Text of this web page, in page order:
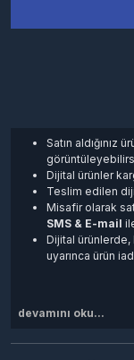
Satın aldığınız
Dijital ürünler
Teslim edilen
Misafir olarak
SMS & E-mail
Dijital ürünlerde,
uyarınca ürün
devamını oku...